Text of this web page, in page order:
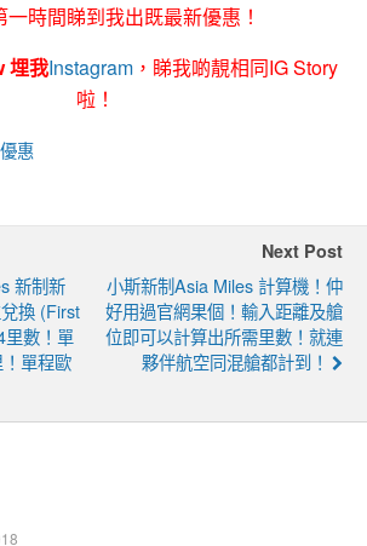
一時間睇到我出既最新優惠！
埋我Instagram ，睇我啲靚相同IG Story
啦！
惠
新制新
換 (First
數！單
單程歐
Next Post
小斯新制Asia Miles 計算機！仲
好用過官網果個！輸入距離及艙
位即可以計算出所需里數！就連
夥伴航空同混艙都計到！